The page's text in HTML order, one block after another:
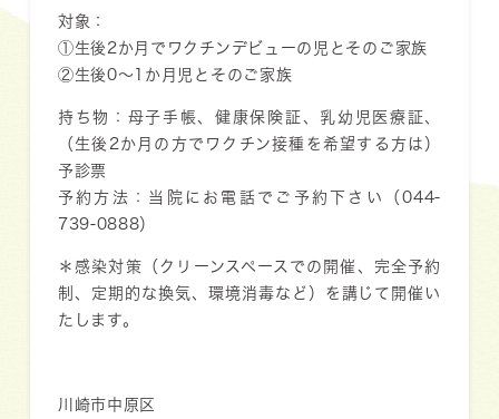
対象：
①生後2か月でワクチンデビューの児とそのご家族
②生後0～1か月児とそのご家族
持ち物：母子手帳、健康保険証、乳幼児医療証、
（生後2か月の方でワクチン接種を希望する方は）
予診票
予約方法：当院にお電話でご予約下さい（044-
739-0888）
＊感染対策（クリーンスペースでの開催、完全予約
制、定期的な換気、環境消毒など）を講じて開催い
たします。
川崎市中原区